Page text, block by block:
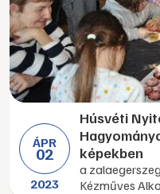
ÁPR
02
2023
Húsvéti
képekben
a
Kézműves